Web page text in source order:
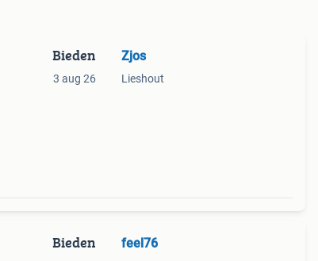
Bieden
3 aug 26
Zjos
Lieshout
Bieden feel76